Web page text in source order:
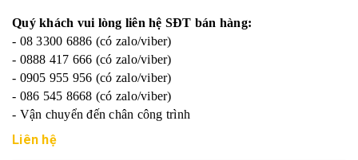
Quý khách vui lòng liên hệ SĐT bán hàng:
- 08 3300 6886 (có zalo/viber)
- 0888 417 666 (có zalo/viber)
- 0905 955 956 (có zalo/viber)
- 086 545 8668 (có zalo/viber)
- Vận chuyển đến chân công trình
Liên hệ